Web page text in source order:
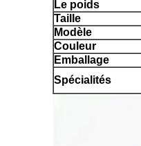
Le poids
Taille
Modèle
Couleur
Emballage
Spécialités